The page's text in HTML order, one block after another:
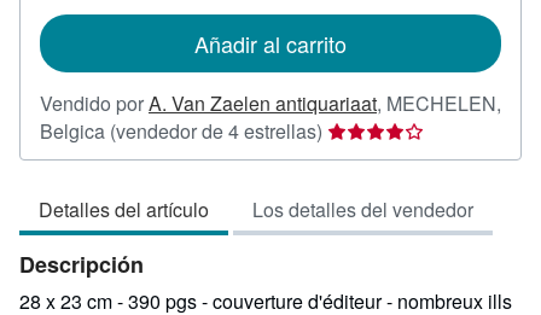
envío
Añadir al carrito
Vendido porA. Van Zaelen antiquariaat, MECHELEN,
Belgica (vendedor de 4 estrellas) Calificación
del
4
de
estrellas
Detalles del artículo Los detalles del vendedor
Descripción
28 x 23 cm - 390 pgs - couverture d'éditeur - nombreux ills